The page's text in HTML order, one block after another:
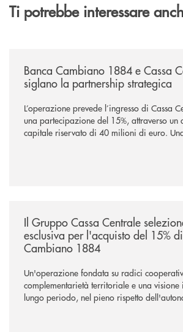
Ti potrebbe interessare
Banca Cambiano 1884 e Cassa
siglano la partnership strategica
L’operazione prevede l’ingresso di Cassa
una partecipazione del 15%, attraverso un
capitale riservato di 40 milioni di euro.
comuni e sulla prossimità ai territori, per
Il Gruppo Cassa Centrale
esclusiva per l'acquisto del 15%
Cambiano 1884
Un'operazione fondata su radici
complementarietà territoriale e una visione
lungo periodo, nel pieno rispetto
negoziazione esclusiva per la